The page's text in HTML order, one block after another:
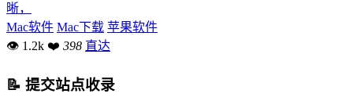
晰，
Mac软件 Mac下载 苹果软件
👁 1.2k ❤ 398 直达
📝 提交站点收录